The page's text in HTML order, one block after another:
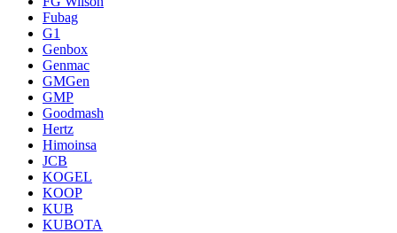
Fubag
G1
Genbox
Genmac
GMGen
GMP
Goodmash
Hertz
Himoinsa
JCB
KOGEL
KOOP
KUB
KUBOTA